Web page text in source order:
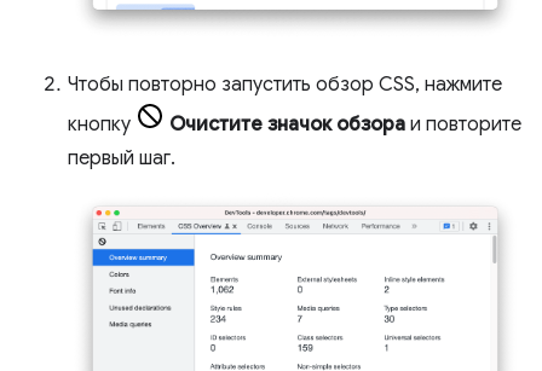
Чтобы повторно запустить обзор CSS, нажмите
кнопку
Очистите значок обзора и повторите
первый шаг.